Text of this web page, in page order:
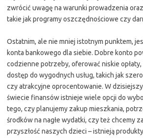
zwrócić uwagę na warunki prowadzenia
takie jak programy oszczędnościowe czy
Ostatnim, ale nie mniej istotnym punktem,
konta bankowego dla siebie. Dobre konto
codzienne potrzeby, oferować niskie
dostęp do wygodnych usług, takich jak
czy atrakcyjne oprocentowanie. W
świecie finansów istnieje wiele opcji do
tego, czy planujemy zakup mieszkania,
środków na nagłe wydatki, czy też chcemy
przyszłość naszych dzieci – istnieją